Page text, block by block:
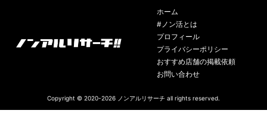
ホーム
#ノン活とは
プロフィール
プライバシーポリシー
おすすめ店舗の掲載依頼
お問い合わせ
Copyright © 2020-2026 ノンアルリサーチ all rights reserved.